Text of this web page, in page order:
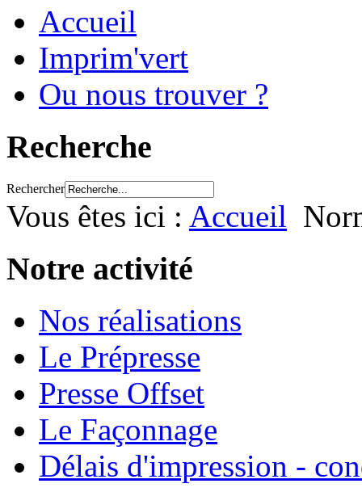
Accueil
Imprim'vert
Ou nous trouver ?
Recherche
Rechercher
Vous êtes ici : Accueil
Notre activité
Nos réalisations
Le Prépresse
Presse Offset
Le Façonnage
Délais d'impression -